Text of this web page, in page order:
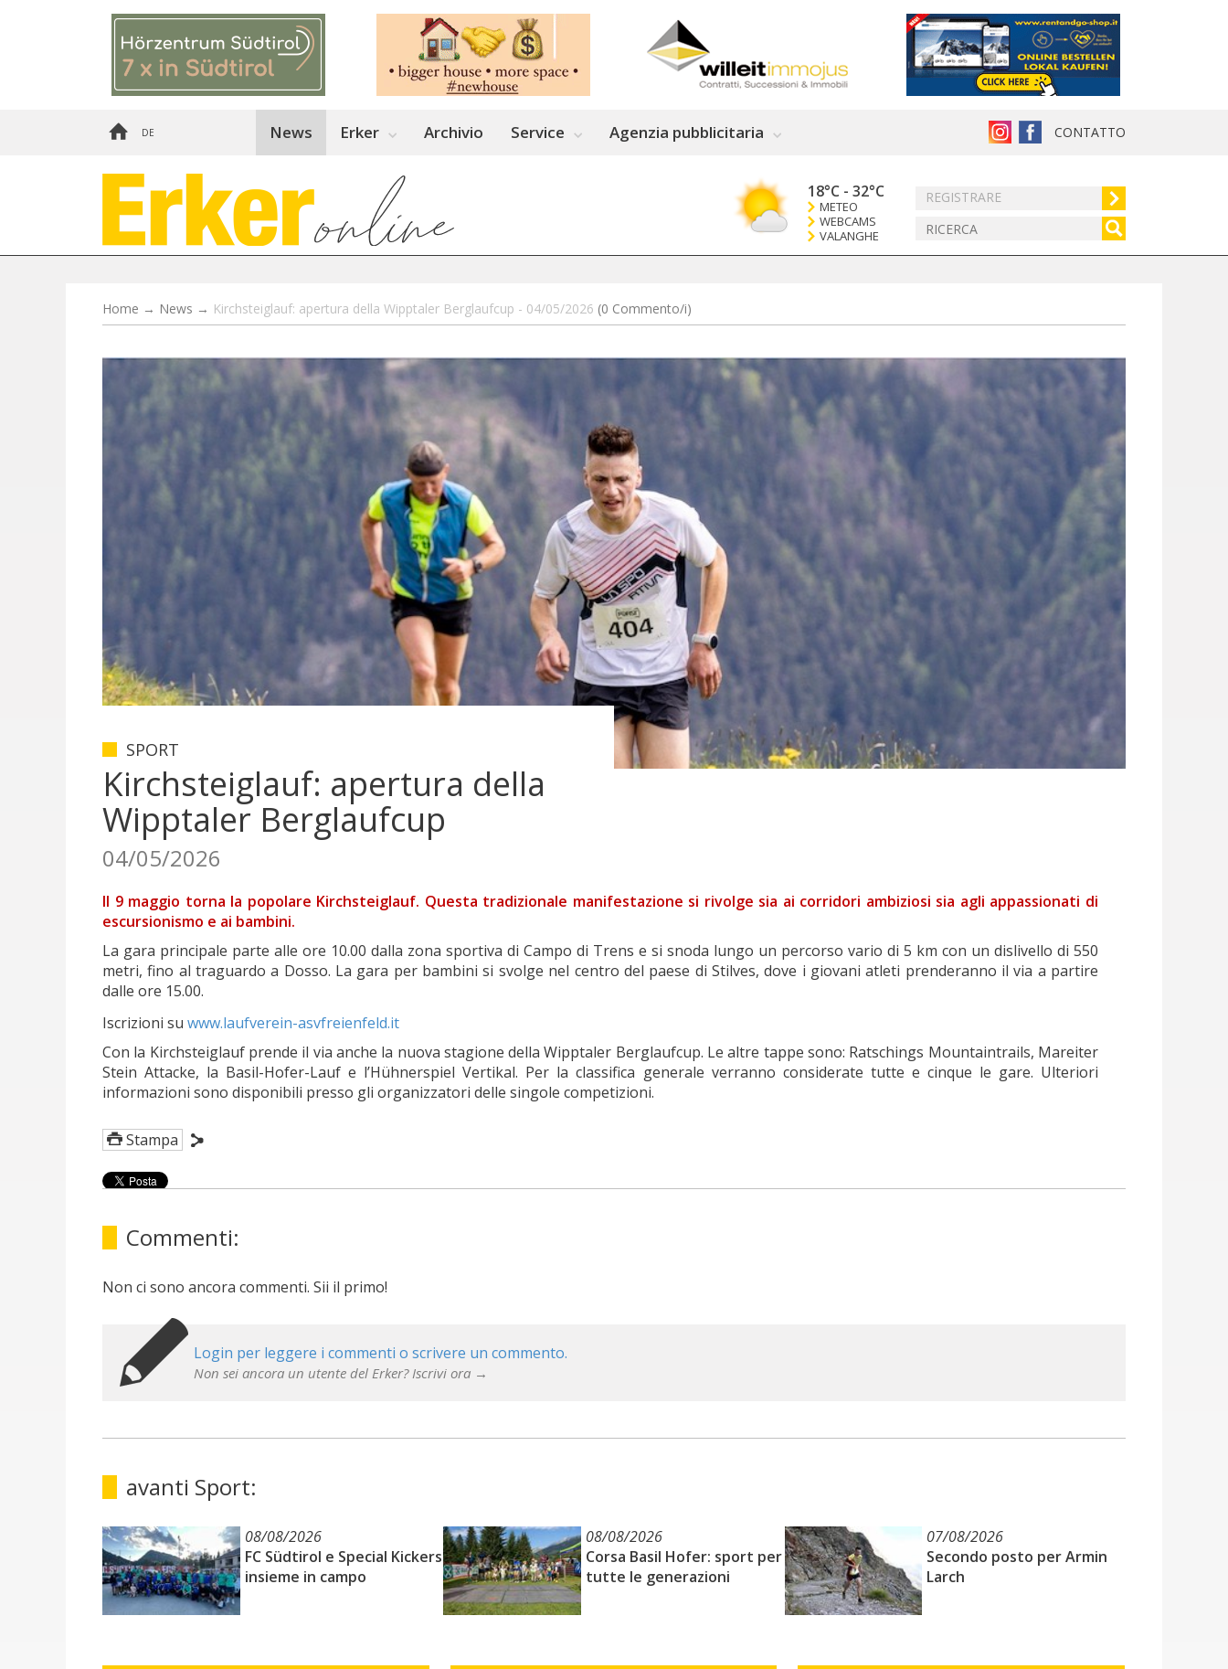
DE CONTATTO
News Erker Archivio Service Agenzia pubblicitaria
REGISTRARE
18°C - 32°C
METEO
WEBCAMS
VALANGHE
Home → News → Kirchsteiglauf: apertura della Wipptaler Berglaufcup - 04/05/2026 (0 Commento/i)
SPORT
Kirchsteiglauf: apertura della
Wipptaler Berglaufcup
04/05/2026
Il 9 maggio torna la popolare Kirchsteiglauf. Questa tradizionale manifestazione si rivolge sia ai corridori ambiziosi sia agli appassionati di
escursionismo e ai bambini.
La gara principale parte alle ore 10.00 dalla zona sportiva di Campo di Trens e si snoda lungo un percorso vario di 5 km con un dislivello di 550
metri, fino al traguardo a Dosso. La gara per bambini si svolge nel centro del paese di Stilves, dove i giovani atleti prenderanno il via a partire
dalle ore 15.00.
Iscrizioni su www.laufverein-asvfreienfeld.it
Con la Kirchsteiglauf prende il via anche la nuova stagione della Wipptaler Berglaufcup. Le altre tappe sono: Ratschings Mountaintrails, Mareiter
Stein Attacke, la Basil-Hofer-Lauf e l’Hühnerspiel Vertikal. Per la classifica generale verranno considerate tutte e cinque le gare. Ulteriori
informazioni sono disponibili presso gli organizzatori delle singole competizioni.
Stampa
Commenti:
Non ci sono ancora commenti. Sii il primo!
Login per leggere i commenti o scrivere un commento.
Non sei ancora un utente del Erker? Iscrivi ora →
avanti Sport:
08/08/2026
FC Südtirol e Special Kickers
insieme in campo
08/08/2026
Corsa Basil Hofer: sport per
tutte le generazioni
07/08/2026
Secondo posto per Armin
Larch